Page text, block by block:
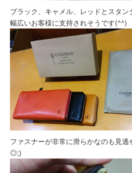
ブラック、キャメル、レッドとスタ
幅広いお客様に支持されそうです(^^)
ファスナーが非常に滑らかなのも見
◎;)